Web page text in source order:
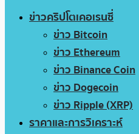
ข่าวคริปโตเคอเรนซี่
ข่าว Bitcoin
ข่าว Ethereum
ข่าว Binance Coin
ข่าว Dogecoin
ข่าว Ripple (XRP)
ราคาและการวิเคราะห์